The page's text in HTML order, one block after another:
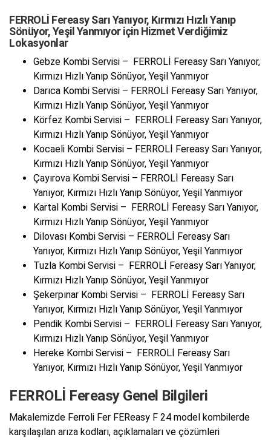
FERROLİ Fereasy Sarı Yanıyor, Kırmızı Hızlı Yanıp
Sönüyor, Yeşil Yanmıyor için Hizmet Verdiğimiz
Lokasyonlar
Gebze Kombi Servisi – FERROLİ Fereasy Sarı Yanıyor,
Kırmızı Hızlı Yanıp Sönüyor, Yeşil Yanmıyor
Darıca Kombi Servisi – FERROLİ Fereasy Sarı Yanıyor,
Kırmızı Hızlı Yanıp Sönüyor, Yeşil Yanmıyor
Körfez Kombi Servisi – FERROLİ Fereasy Sarı Yanıyor,
Kırmızı Hızlı Yanıp Sönüyor, Yeşil Yanmıyor
Kocaeli Kombi Servisi – FERROLİ Fereasy Sarı Yanıyor,
Kırmızı Hızlı Yanıp Sönüyor, Yeşil Yanmıyor
Çayırova Kombi Servisi – FERROLİ Fereasy Sarı
Yanıyor, Kırmızı Hızlı Yanıp Sönüyor, Yeşil Yanmıyor
Kartal Kombi Servisi – FERROLİ Fereasy Sarı Yanıyor,
Kırmızı Hızlı Yanıp Sönüyor, Yeşil Yanmıyor
Dilovası Kombi Servisi – FERROLİ Fereasy Sarı
Yanıyor, Kırmızı Hızlı Yanıp Sönüyor, Yeşil Yanmıyor
Tuzla Kombi Servisi – FERROLİ Fereasy Sarı Yanıyor,
Kırmızı Hızlı Yanıp Sönüyor, Yeşil Yanmıyor
Şekerpınar Kombi Servisi – FERROLİ Fereasy Sarı
Yanıyor, Kırmızı Hızlı Yanıp Sönüyor, Yeşil Yanmıyor
Pendik Kombi Servisi – FERROLİ Fereasy Sarı Yanıyor,
Kırmızı Hızlı Yanıp Sönüyor, Yeşil Yanmıyor
Hereke Kombi Servisi – FERROLİ Fereasy Sarı
Yanıyor, Kırmızı Hızlı Yanıp Sönüyor, Yeşil Yanmıyor
FERROLİ Fereasy Genel Bilgileri
Makalemizde Ferroli Fer FEReasy F 24 model kombilerde
karşılaşılan arıza kodları, açıklamaları ve çözümleri